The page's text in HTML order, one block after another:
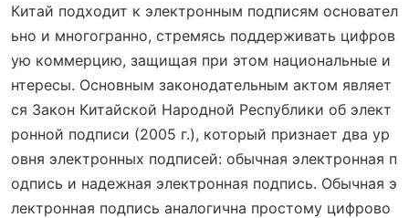
Китай подходит к электронным подписям основател
ьно и многогранно, стремясь поддерживать цифров
ую коммерцию, защищая при этом национальные и
нтересы. Основным законодательным актом являет
ся Закон Китайской Народной Республики об элект
ронной подписи (2005 г.), который признает два ур
овня электронных подписей: обычная электронная п
одпись и надежная электронная подпись. Обычная э
лектронная подпись аналогична простому цифрово